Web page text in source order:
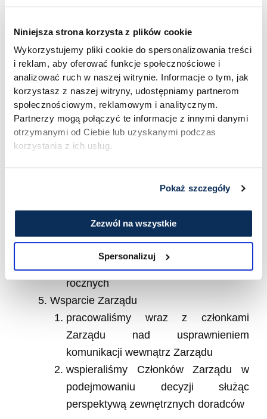
Niniejsza strona korzysta z plików cookie
Wykorzystujemy pliki cookie do spersonalizowania treści
i reklam, aby oferować funkcje społecznościowe i
analizować ruch w naszej witrynie. Informacje o tym, jak
korzystasz z naszej witryny, udostępniamy partnerom
społecznościowym, reklamowym i analitycznym.
Partnerzy mogą połączyć te informacje z innymi danymi
otrzymanymi od Ciebie lub uzyskanymi podczas
korzystania z ich usług.
Pokaż szczegóły
Zezwól na wszystkie
Spersonalizuj
wdrożenie narzędzi
strukturę organizacji
zdefiniowaliśmy wraz z zespołem
główne procesy przebiegu projektu
wyróżniając kluczowych aktorów i
kamienie milowe
uczestniczyliśmy w opracowaniu
modelu pracy w strukturze projektowej
działów, wprowadzając wyraźny
podział kompetencji
wsparliśmy HR we
obowiązków oraz wprowadzeniu ocen
rocznych
Wsparcie Zarządu
pracowaliśmy wraz z członkami
Zarządu nad usprawnieniem
komunikacji wewnątrz Zarządu
wspieraliśmy Członków Zarządu w
podejmowaniu decyzji służąc
perspektywą zewnętrznych doradców